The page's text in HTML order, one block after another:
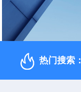
热门搜索：